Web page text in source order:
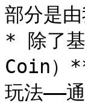
部分是
* 除了
Coin）
玩法——